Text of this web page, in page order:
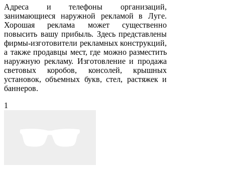
Адреса и телефоны организаций,
занимающиеся наружной рекламой в Луге.
Хорошая реклама может существенно
повысить вашу прибыль. Здесь представлены
фирмы-изготовители рекламных конструкций,
а также продавцы мест, где можно разместить
наружную рекламу. Изготовление и продажа
световых коробов, консолей, крышных
установок, объемных букв, стел, растяжек и
баннеров.
1